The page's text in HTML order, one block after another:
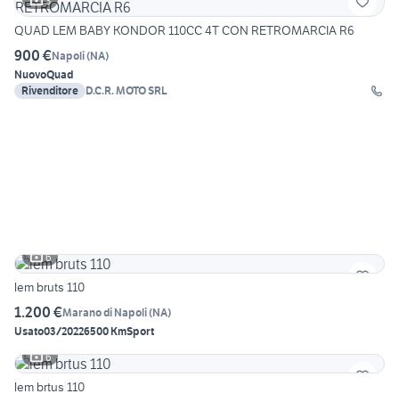
QUAD LEM BABY KONDOR 110CC 4T CON RETROMARCIA R6
900 €Napoli(NA)
NuovoQuad
Rivenditore D.C.R. MOTO SRL
6
lem bruts 110
1.200 €Marano di Napoli(NA)
Usato03/20226500 KmSport
6
lem brtus 110